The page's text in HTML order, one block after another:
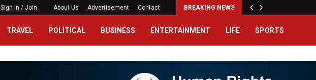
Sign in / Join About Us Advertisement Contact BREAKING NEWS
TRAVEL POLITICAL BUSINESS ENTERTAINMENT LIFE SPORTS